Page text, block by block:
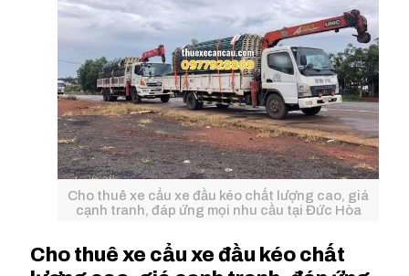
Cho thuê xe cẩu xe đầu kéo chất lượng cao, giá
cạnh tranh, đáp ứng mọi nhu cầu tại Đức Hòa
Cho thuê xe cẩu xe đầu kéo chất